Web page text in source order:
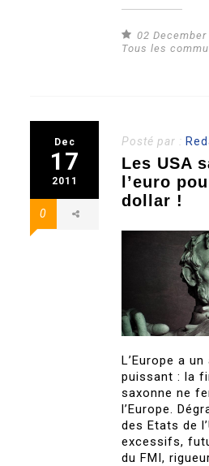
02 December
Tous les
Dec
17
2011
0
Posté par :
Les USA
l’euro
dollar !
L’Europe a
puissant : la
saxonne ne
l’Europe.
des Etats de
excessifs,
du FMI,